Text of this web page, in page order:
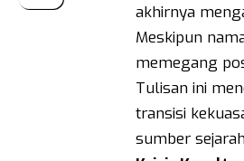
akhirnya
Meskipun
memegang
Tulisan ini
transisi
sumber